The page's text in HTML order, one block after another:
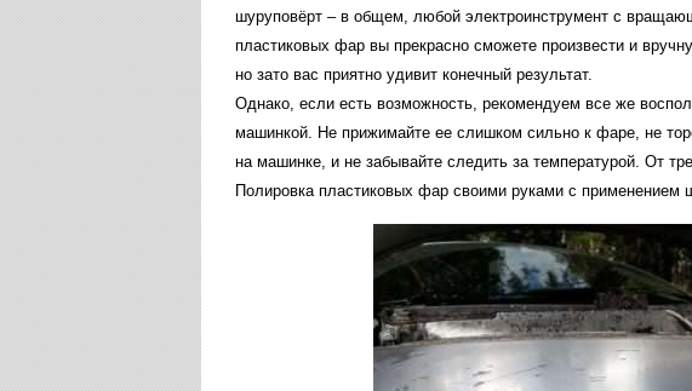
шуруповёрт – в общем, любой электроинструмент с
пластиковых фар вы прекрасно сможете произвести и
но зато вас приятно удивит конечный результат.
Однако, если есть возможность, рекомендуем все же
машинкой. Не прижимайте ее слишком сильно к фаре, не
на машинке, и не забывайте следить за температурой. От
Полировка пластиковых фар своими руками с применением